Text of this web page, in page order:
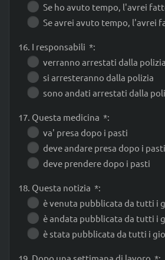
Se ho avuto tempo, l'avrei
Se avrei avuto tempo, l'avrei
16. I responsabili *:
verranno arrestati dalla polizia
si arresteranno dalla polizia
sono andati arrestati dalla
17. Questa medicina *:
va' presa dopo i pasti
deve andare presa dopo i pasti
deve prendere dopo i pasti
18. Questa notizia *:
è venuta pubblicata da tutti i
è andata pubblicata da tutti i
è stata pubblicata da tutti i